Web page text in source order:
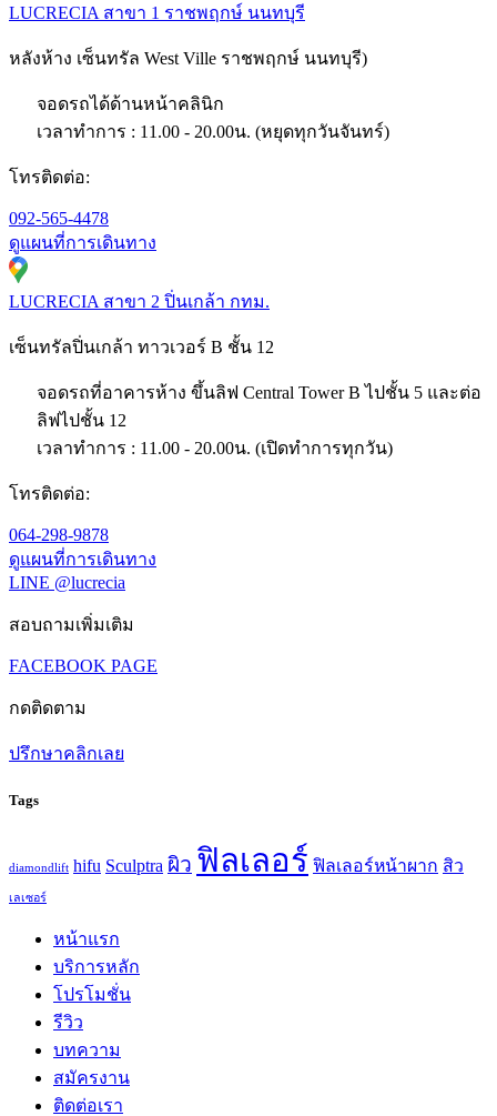
LUCRECIA สาขา 1 ราชพฤกษ์ นนทบุรี
หลังห้าง เซ็นทรัล West Ville ราชพฤกษ์ นนทบุรี)​
จอดรถได้ด้านหน้าคลินิก
เวลาทำการ : 11.00 - 20.00น. (หยุดทุกวันจันทร์)
โทรติดต่อ:
092-565-4478
ดูแผนที่การเดินทาง
LUCRECIA สาขา 2 ปิ่นเกล้า กทม.
เซ็นทรัลปิ่นเกล้า ทาวเวอร์ B ชั้น 12
จอดรถที่อาคารห้าง ขึ้นลิฟ Central Tower B ไปชั้น 5 และต่อ
ลิฟไปชั้น 12
เวลาทำการ : 11.00 - 20.00น. (เปิดทำการทุกวัน)
โทรติดต่อ:
064-298-9878
ดูแผนที่การเดินทาง
LINE @lucrecia
สอบถามเพิ่มเติม
FACEBOOK PAGE
กดติดตาม
ปรึกษาคลิกเลย
Tags
diamondlift hifu Sculptra ผิว ฟิลเลอร์ ฟิลเลอร์หน้าผาก สิว
เลเซอร์
หน้าแรก
บริการหลัก
โปรโมชั่น
รีวิว
บทความ
สมัครงาน
ติดต่อเรา